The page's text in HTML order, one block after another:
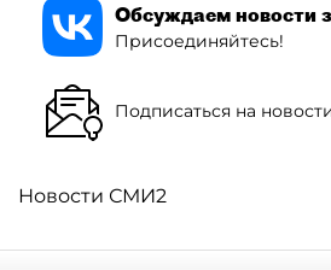
Обсуждаем новости
Присоединяйтесь!
Подписаться на
Новости СМИ2